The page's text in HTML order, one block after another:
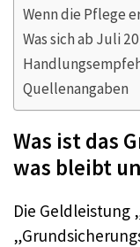
Wenn die Pflege
Was sich ab Juli
Quellenangaben
Was ist das
was bleibt
Die Geldleistung